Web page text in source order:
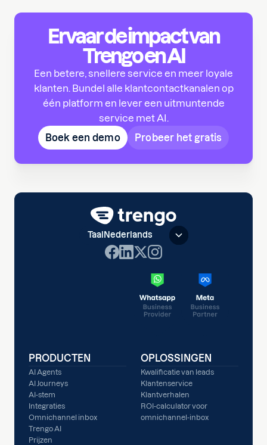
Ervaar de impact van
Trengo en AI
Een betere, snellere service en meer loyale
klanten. Bundel alle klantcontactkanalen op
één platform en lever een uitmuntende
service met AI.
Boek een demo
Probeer het gratis
Taal Nederlands
PRODUCTEN
AI Agents
AI Journeys
AI-stem
Integraties
Omnichannel inbox
Trengo AI
Prijzen
OPLOSSINGEN
Kwalificatie van leads
Klantenservice
Klantverhalen
ROI-calculator voor
omnichannel-inbox